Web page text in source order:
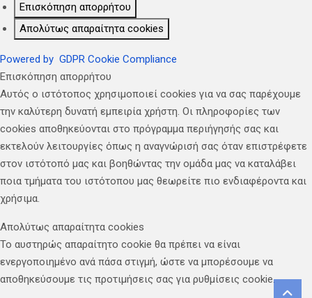
Επισκόπηση απορρήτου
Απολύτως απαραίτητα cookies
Powered by GDPR Cookie Compliance
Επισκόπηση απορρήτου
Αυτός ο ιστότοπος χρησιμοποιεί cookies για να σας παρέχουμε
την καλύτερη δυνατή εμπειρία χρήστη. Οι πληροφορίες των
cookies αποθηκεύονται στο πρόγραμμα περιήγησής σας και
εκτελούν λειτουργίες όπως η αναγνώρισή σας όταν επιστρέφετε
στον ιστότοπό μας και βοηθώντας την ομάδα μας να καταλάβει
ποια τμήματα του ιστότοπου μας θεωρείτε πιο ενδιαφέροντα και
χρήσιμα.
Απολύτως απαραίτητα cookies
Το αυστηρώς απαραίτητο cookie θα πρέπει να είναι
ενεργοποιημένο ανά πάσα στιγμή, ώστε να μπορέσουμε να
αποθηκεύσουμε τις προτιμήσεις σας για ρυθμίσεις cookie.